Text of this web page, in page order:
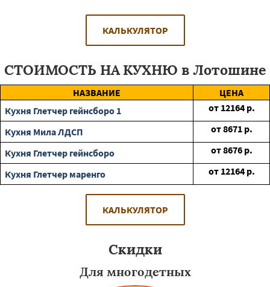
КАЛЬКУЛЯТОР
СТОИМОСТЬ НА КУХНЮ в Лотошине
НАЗВАНИЕ
ЦЕНА
Кухня Глетчер гейнсборо 1
от 12164 р.
Кухня Мила ЛДСП
от8671 р.
Кухня Глетчер гейнсборо
от8676 р.
Кухня Глетчер маренго
от 12164 р.
КАЛЬКУЛЯТОР
Скидки
Для многодетных